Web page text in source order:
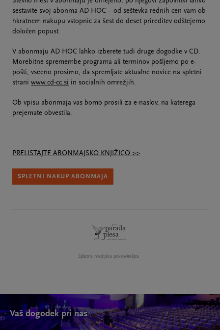
sestavite svoj abonma AD HOC – od seštevka rednih cen vam ob
hkratnem nakupu vstopnic za šest do deset prireditev odštejemo
določen popust.
V abonmaju AD HOC lahko izberete tudi druge dogodke v CD.
Morebitne spremembe programa ali terminov pošljemo po e-
pošti, vseeno prosimo, da spremljate aktualne novice na spletni
strani www.cd-cc.si in socialnih omrežjih.
Ob vpisu abonmaja vas bomo prosili za e-naslov, na katerega
prejemate obvestila.
PRELISTAJTE ABONMAJSKO KNJIŽICO >>
SPLETNI NAKUP ABONMAJA
Spletna medijska pokroviteljica
Vaš dogodek pri nas